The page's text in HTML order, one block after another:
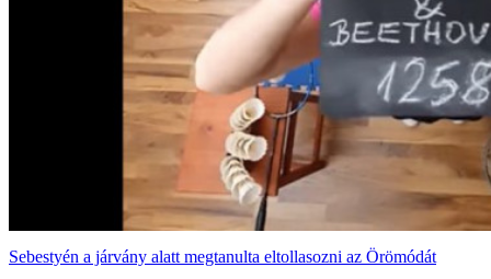
Sebestyén a járvány alatt megtanulta eltollasozni az Örömódát